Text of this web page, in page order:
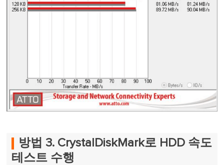
방법 3. CrystalDiskMark로 HDD 속도
테스트 수행